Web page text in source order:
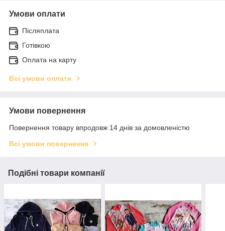
Умови оплати
Післяплата
Готівкою
Оплата на карту
Всі умови оплати
Умови повернення
Повернення товару впродовж 14 днів за домовленістю
Всі умови повернення
Подібні товари компанії